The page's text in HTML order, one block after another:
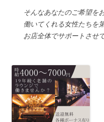
そんなあなたのご希望を
働いてくれる女性たちを
お店全体でサポートさせ